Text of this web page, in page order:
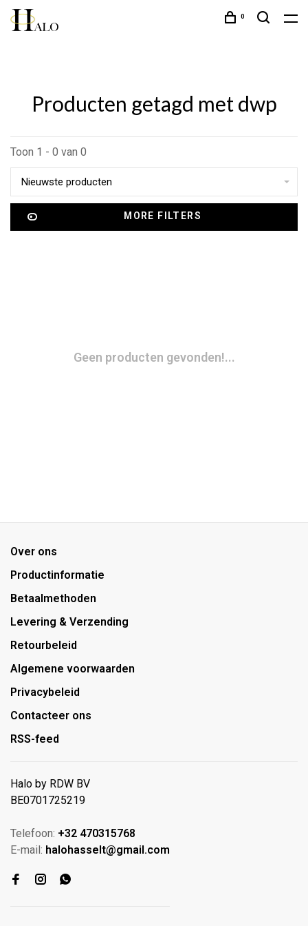
0
Producten getagd met dwp
Toon 1 - 0 van 0
Nieuwste producten
MORE FILTERS
Geen producten gevonden!...
Over ons
Productinformatie
Betaalmethoden
Levering & Verzending
Retourbeleid
Algemene voorwaarden
Privacybeleid
Contacteer ons
RSS-feed
Halo by RDW BV
BE0701725219
Telefoon: +32 470315768
E-mail: halohasselt@gmail.com